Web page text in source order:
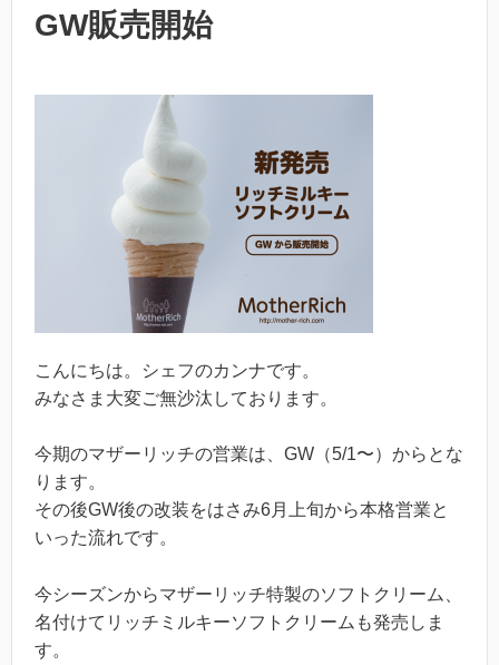
GW販売開始
こんにちは。シェフのカンナです。
みなさま大変ご無沙汰しております。
今期のマザーリッチの営業は、GW（5/1〜）からとな
ります。
その後GW後の改装をはさみ6月上旬から本格営業と
いった流れです。
今シーズンからマザーリッチ特製のソフトクリーム、
名付けてリッチミルキーソフトクリームも発売しま
す。